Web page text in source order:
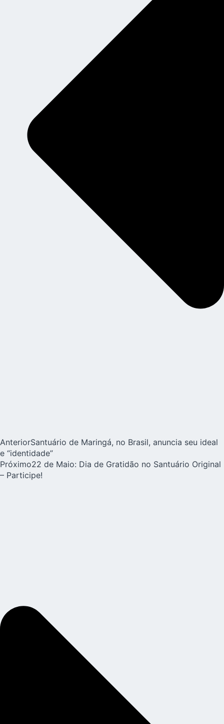
AnteriorSantuário de Maringá, no Brasil, anuncia seu ideal
e “identidade”
Próximo22 de Maio: Dia de Gratidão no Santuário Original
– Participe!